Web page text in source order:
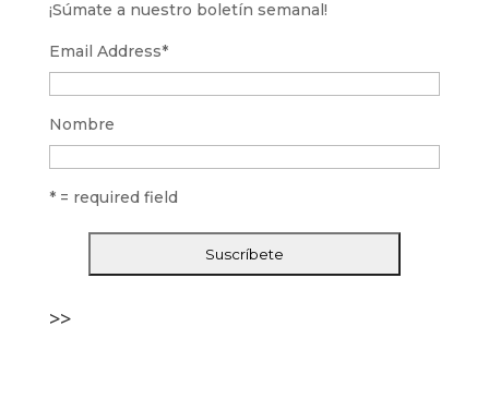
¡Súmate a nuestro boletín semanal!
Email Address*
Nombre
* = required field
>>